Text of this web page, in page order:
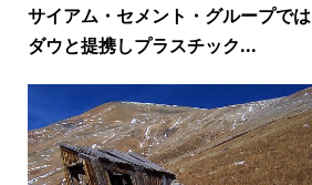
サイアム・セメント・グループでは
ダウと提携しプラスチック...